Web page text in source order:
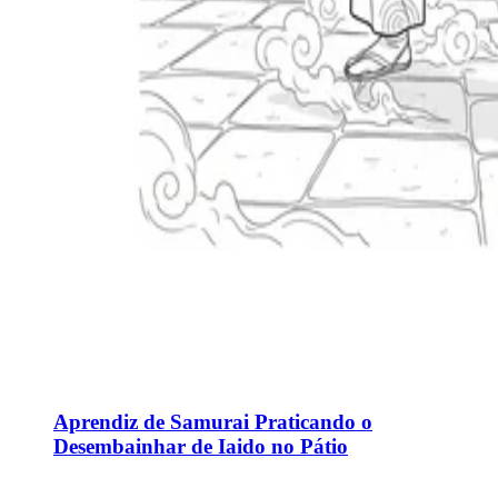
Aprendiz de Samurai Praticando o
Desembainhar de Iaido no Pátio